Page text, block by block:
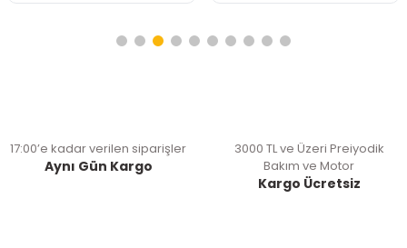
17:00’e kadar verilen siparişler
Aynı Gün Kargo
3000 TL ve Üzeri Preiyodik
Bakım ve Motor
Kargo Ücretsiz